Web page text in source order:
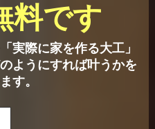
料です
実際に家を作る大工」
ようにすれば叶うかを
す。